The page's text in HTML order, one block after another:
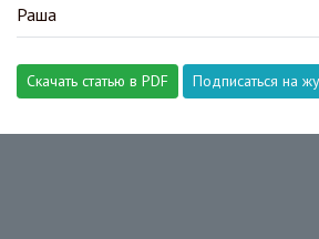
Раша
Скачать статью в PDF Подписаться на